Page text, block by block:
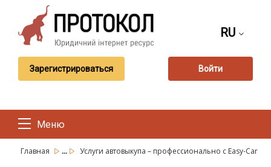
RU
Зарегистрироваться Войти
Меню
Главная ... Услуги автовыкупа – профессионально с Easy-Car